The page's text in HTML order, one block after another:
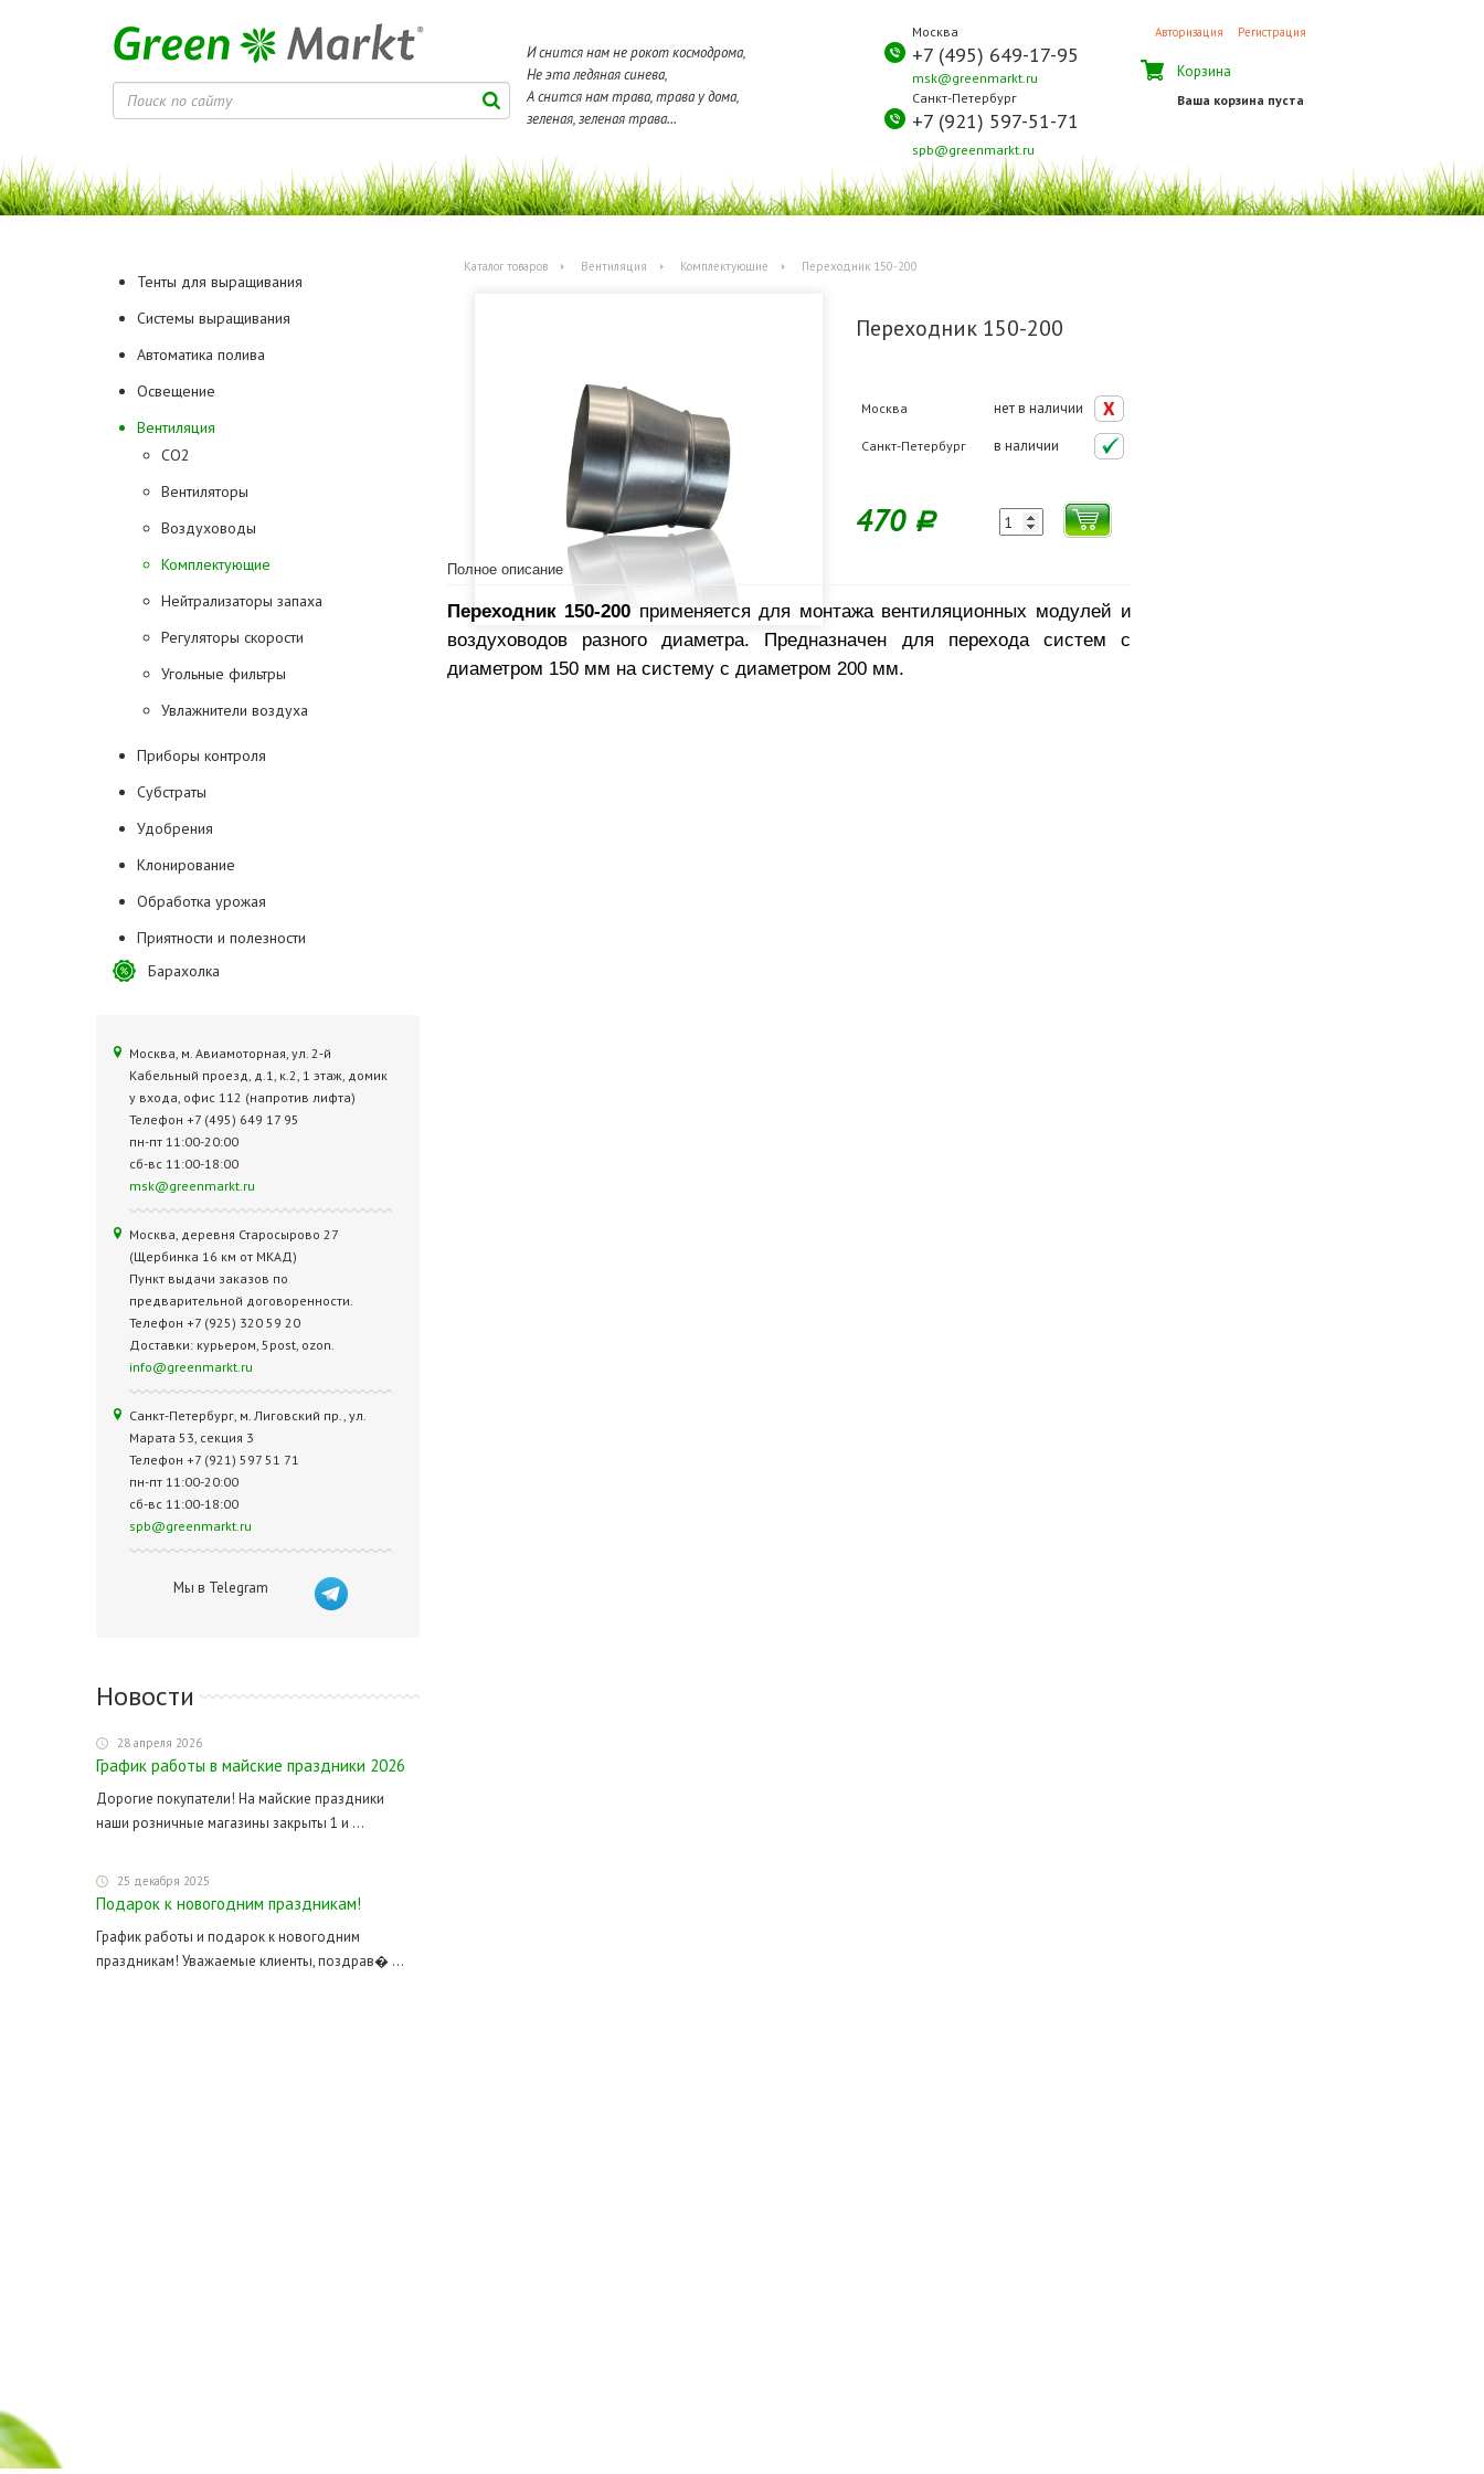
И снится нам не рокот космодрома,
Не эта ледяная синева,
А снится нам трава, трава у дома,
зеленая, зеленая трава...
Москва
+7 (495) 649-17-95
msk@greenmarkt.ru
Санкт-Петербург
+7 (921) 597-51-71
spb@greenmarkt.ru
Авторизация Регистрация
Корзина
Ваша корзина пуста
Тенты для выращивания
Системы выращивания
Автоматика полива
Освещение
Вентиляция
CO2
Вентиляторы
Воздуховоды
Комплектующие
Нейтрализаторы запаха
Регуляторы скорости
Угольные фильтры
Увлажнители воздуха
Приборы контроля
Субстраты
Удобрения
Клонирование
Обработка урожая
Приятности и полезности
Барахолка
Москва, м. Авиамоторная, ул. 2‑й
Кабельный проезд, д.1, к.2, 1 этаж, домик
у входа, офис 112 (напротив лифта)
Телефон +7 (495) 649 17 95
пн-пт 11:00-20:00
сб-вс 11:00-18:00
msk@greenmarkt.ru
Москва, деревня Старосырово 27
(Щербинка 16 км от МКАД)
Пункт выдачи заказов по
предварительной договоренности.
Телефон +7 (925) 320 59 20
Доставки: курьером, 5post, ozon.
info@greenmarkt.ru
Санкт-Петербург, м. Лиговский пр., ул.
Марата 53, секция 3
Телефон +7 (921) 597 51 71
пн-пт 11:00-20:00
сб-вс 11:00-18:00
spb@greenmarkt.ru
Мы в Telegram
Новости
28 апреля 2026
График работы в майские праздники 2026
Дорогие покупатели! На майские праздники
наши розничные магазины закрыты 1 и ...
25 декабря 2025
Подарок к новогодним праздникам!
График работы и подарок к новогодним
праздникам! Уважаемые клиенты, поздрав� ...
Каталог товаров Вентиляция Комплектующие Переходник 150-200
Переходник 150-200
Москва нет в наличии
Санкт-Петербург в наличии
470 Р
Полное описание
Переходник 150-200 применяется для монтажа вентиляционных модулей и
воздуховодов разного диаметра. Предназначен для перехода систем с
диаметром 150 мм на систему с диаметром 200 мм.